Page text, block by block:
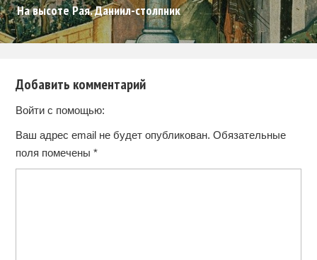
На высоте Рая. Даниил-столпник
Добавить комментарий
Войти с помощью:
Ваш адрес email не будет опубликован. Обязательные
поля помечены *